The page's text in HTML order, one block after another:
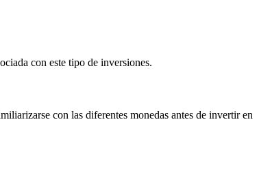
con este tipo de inversiones.
con las diferentes monedas antes de invertir en